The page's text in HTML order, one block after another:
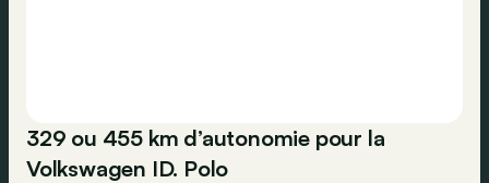
329 ou 455 km d’autonomie pour la
Volkswagen ID. Polo